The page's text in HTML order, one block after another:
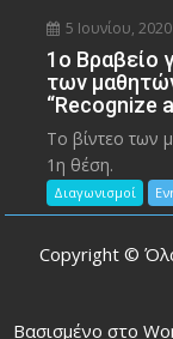
5 Ιουνίου, 2020
1ο Βραβείο
των
“Recognize
Το βίντεο των
1η θέση.
Διαγωνισμοί
Copyright ©
Βασισμένο στο